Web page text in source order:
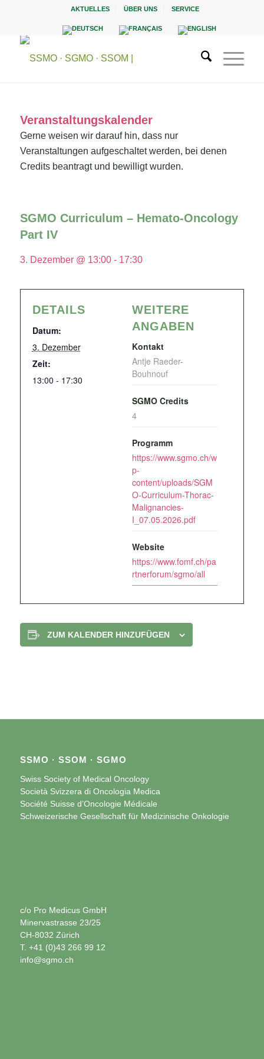
AKTUELLES ÜBER UNS SERVICE
Veranstaltungskalender
Gerne weisen wir darauf hin, dass nur
Veranstaltungen aufgeschaltet werden, bei denen
Credits beantragt und bewilligt wurden.
SGMO Curriculum – Hemato-Oncology
Part IV
3. Dezember @ 13:00- 17:30
DETAILS
Datum:
3. Dezember
Zeit:
13:00 - 17:30
WEITERE
ANGABEN
Kontakt
Antje Raeder-
Bouhnouf
SGMO Credits
4
Programm
https://www.sgmo.ch/w
p-
content/uploads/SGM
O-Curriculum-Thorac-
Malignancies-
I_07.05.2026.pdf
Website
https://www.fomf.ch/pa
rtnerforum/sgmo/all
ZUM KALENDER HINZUFÜGEN
SSMO · SSOM · SGMO
Swiss Society of Medical Oncology
Società Svizzera di Oncologia Medica
Société Suisse d’Oncologie Médicale
Schweizerische Gesellschaft für Medizinische Onkologie
c/o Pro Medicus GmbH
Minervastrasse 23/25
CH-8032 Zürich
T. +41 (0)43 266 99 12
info@sgmo.ch